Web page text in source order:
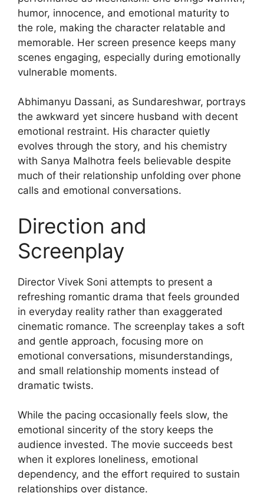
humor, innocence, and emotional maturity to
the role, making the character relatable and
memorable. Her screen presence keeps many
scenes engaging, especially during emotionally
vulnerable moments.
Abhimanyu Dassani, as Sundareshwar, portrays
the awkward yet sincere husband with decent
emotional restraint. His character quietly
evolves through the story, and his chemistry
with Sanya Malhotra feels believable despite
much of their relationship unfolding over phone
calls and emotional conversations.
Direction and
Screenplay
Director Vivek Soni attempts to present a
refreshing romantic drama that feels grounded
in everyday reality rather than exaggerated
cinematic romance. The screenplay takes a soft
and gentle approach, focusing more on
emotional conversations, misunderstandings,
and small relationship moments instead of
dramatic twists.
While the pacing occasionally feels slow, the
emotional sincerity of the story keeps the
audience invested. The movie succeeds best
when it explores loneliness, emotional
dependency, and the effort required to sustain
relationships over distance.